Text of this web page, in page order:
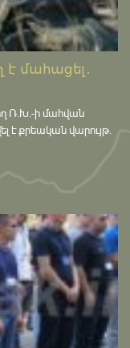
մահացել․
Ռ.Խ.-ի մահվան
քրեական վարույթ․